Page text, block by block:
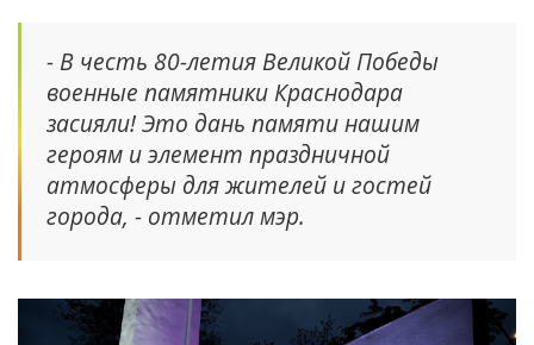
- В честь 80-летия Великой Победы
военные памятники Краснодара
засияли! Это дань памяти нашим
героям и элемент праздничной
атмосферы для жителей и гостей
города, - отметил мэр.